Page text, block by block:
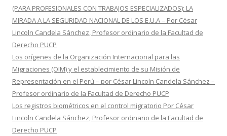
(PARA PROFESIONALES CON TRABAJOS ESPECIALIZADOS): LA
MIRADA A LA SEGURIDAD NACIONAL DE LOS E.U.A – Por César
Lincoln Candela Sánchez, Profesor ordinario de la Facultad de
Derecho PUCP
Los orígenes de la Organización Internacional para las
Migraciones (OIM) y el establecimiento de su Misión de
Representación en el Perú – por César Lincoln Candela Sánchez –
Profesor ordinario de la Facultad de Derecho PUCP
Los registros biométricos en el control migratorio Por César
Lincoln Candela Sánchez, Profesor ordinario de la Facultad de
Derecho PUCP